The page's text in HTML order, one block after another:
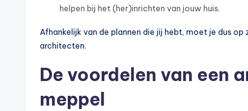
helpen bij het (her)inrichten van jouw huis.
Afhankelijk van de plannen die jij hebt, moet je dus
architecten.
De voordelen van een
meppel